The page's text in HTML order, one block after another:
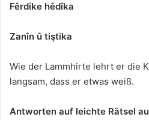
Fêrdike hêdîka
Zanîn û tiştika
Wie der Lammhirte lehrt er die
langsam, dass er etwas weiß.
Antworten auf leichte Rätsel